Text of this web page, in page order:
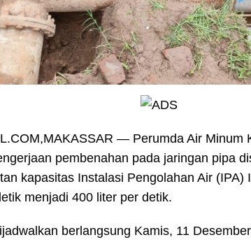
— Perumda Air Minum
pembenahan pada jaringan pipa
kapasitas Instalasi Pengolahan Air (IPA)
menjadi 400 liter per detik.
berlangsung Kamis, 11